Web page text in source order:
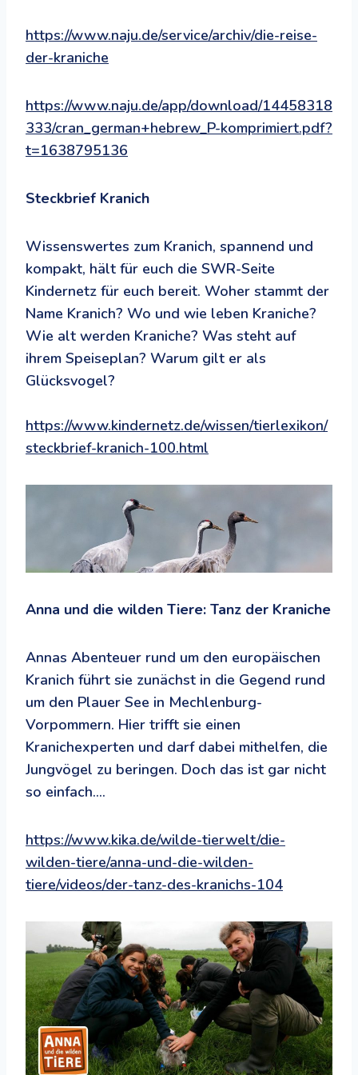
https://www.naju.de/service/archiv/die-reise-
der-kraniche
https://www.naju.de/app/download/14458318
333/cran_german+hebrew_P-komprimiert.pdf?
t=1638795136
Steckbrief Kranich
Wissenswertes zum Kranich, spannend und
kompakt, hält für euch die SWR-Seite
Kindernetz für euch bereit. Woher stammt der
Name Kranich? Wo und wie leben Kraniche?
Wie alt werden Kraniche? Was steht auf
ihrem Speiseplan? Warum gilt er als
Glücksvogel?
https://www.kindernetz.de/wissen/tierlexikon/
steckbrief-kranich-100.html
Anna und die wilden Tiere: Tanz der Kraniche
Annas Abenteuer rund um den europäischen
Kranich führt sie zunächst in die Gegend rund
um den Plauer See in Mechlenburg-
Vorpommern. Hier trifft sie einen
Kranichexperten und darf dabei mithelfen, die
Jungvögel zu beringen. Doch das ist gar nicht
so einfach….
https://www.kika.de/wilde-tierwelt/die-
wilden-tiere/anna-und-die-wilden-
tiere/videos/der-tanz-des-kranichs-104